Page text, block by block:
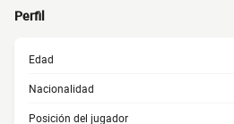
Perfil
Edad
Nacionalidad
Posición del jugador